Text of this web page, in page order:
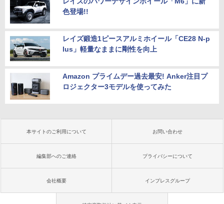
色登場!!
レイズ鍛造1ピースアルミホイール「CE28 N-p
lus」軽量なままに剛性を向上
Amazon プライムデー過去最安! Anker注目プ
ロジェクター3モデルを使ってみた
本サイトのご利用について お問い合わせ
編集部へのご連絡 プライバシーについて
会社概要 インプレスグループ